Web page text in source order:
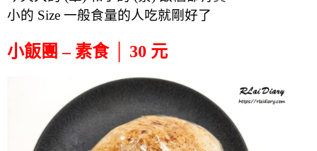
小的 Size 一般食量的人吃就剛好了
小飯團 – 素食 │ 30 元